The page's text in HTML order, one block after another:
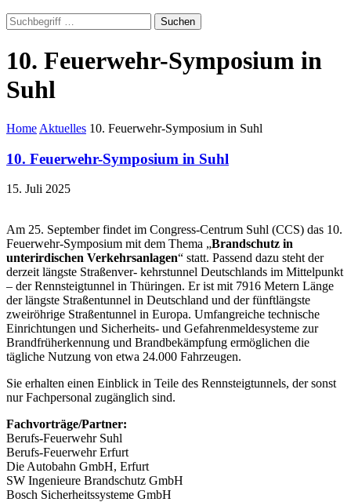
Suchen
10. Feuerwehr-Symposium in
Suhl
Home Aktuelles 10. Feuerwehr-Symposium in Suhl
10. Feuerwehr-Symposium in Suhl
15. Juli 2025
Am 25. September findet im Congress-Centrum Suhl (CCS) das 10.
Feuerwehr-Symposium mit dem Thema „Brandschutz in
unterirdischen Verkehrsanlagen“ statt. Passend dazu steht der
derzeit längste Straßenver- kehrstunnel Deutschlands im Mittelpunkt
– der Rennsteigtunnel in Thüringen. Er ist mit 7916 Metern Länge
der längste Straßentunnel in Deutschland und der fünftlängste
zweiröhrige Straßentunnel in Europa. Umfangreiche technische
Einrichtungen und Sicherheits- und Gefahrenmeldesysteme zur
Brandfrüherkennung und Brandbekämpfung ermöglichen die
tägliche Nutzung von etwa 24.000 Fahrzeugen.
Sie erhalten einen Einblick in Teile des Rennsteigtunnels, der sonst
nur Fachpersonal zugänglich sind.
Fachvorträge/Partner:
Berufs-Feuerwehr Suhl
Berufs-Feuerwehr Erfurt
Die Autobahn GmbH, Erfurt
SW Ingenieure Brandschutz GmbH
Bosch Sicherheitssysteme GmbH